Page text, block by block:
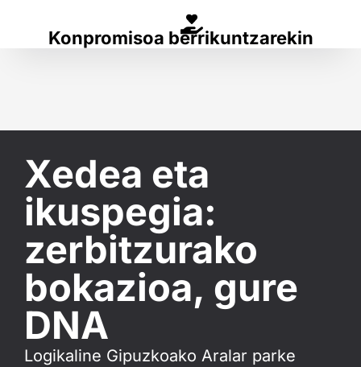
Konpromisoa berrikuntzarekin
Xedea eta
ikuspegia:
zerbitzurako
bokazioa, gure
DNA
Logikaline Gipuzkoako Aralar parke